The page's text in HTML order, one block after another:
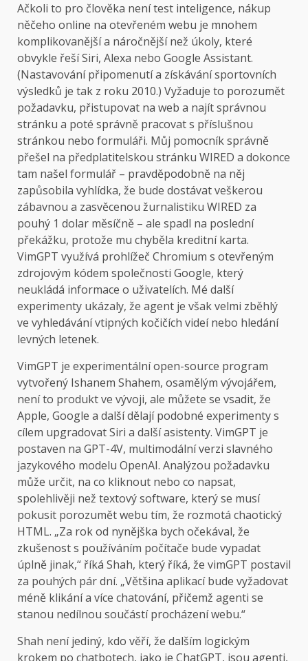
Ačkoli to pro člověka není test inteligence, nákup
něčeho online na otevřeném webu je mnohem
komplikovanější a náročnější než úkoly, které
obvykle řeší Siri, Alexa nebo Google Assistant.
(Nastavování připomenutí a získávání sportovních
výsledků je tak z roku 2010.) Vyžaduje to porozumět
požadavku, přistupovat na web a najít správnou
stránku a poté správně pracovat s příslušnou
stránkou nebo formuláři. Můj pomocník správně
přešel na předplatitelskou stránku WIRED a dokonce
tam našel formulář – pravděpodobně na něj
zapůsobila vyhlídka, že bude dostávat veškerou
zábavnou a zasvěcenou žurnalistiku WIRED za
pouhý 1 dolar měsíčně – ale spadl na poslední
překážku, protože mu chyběla kreditní karta.
VimGPT využívá prohlížeč Chromium s otevřeným
zdrojovým kódem společnosti Google, který
neukládá informace o uživatelích. Mé další
experimenty ukázaly, že agent je však velmi zběhlý
ve vyhledávání vtipných kočičích videí nebo hledání
levných letenek.
VimGPT je experimentální open-source program
vytvořený Ishanem Shahem, osamělým vývojářem,
není to produkt ve vývoji, ale můžete se vsadit, že
Apple, Google a další dělají podobné experimenty s
cílem upgradovat Siri a další asistenty. VimGPT je
postaven na GPT-4V, multimodální verzi slavného
jazykového modelu OpenAI. Analýzou požadavku
může určit, na co kliknout nebo co napsat,
spolehlivěji než textový software, který se musí
pokusit porozumět webu tím, že rozmotá chaotický
HTML. „Za rok od nynějška bych očekával, že
zkušenost s používáním počítače bude vypadat
úplně jinak,“ říká Shah, který říká, že vimGPT postavil
za pouhých pár dní. „Většina aplikací bude vyžadovat
méně klikání a více chatování, přičemž agenti se
stanou nedílnou součástí procházení webu.“
Shah není jediný, kdo věří, že dalším logickým
krokem po chatbotech, jako je ChatGPT, jsou agenti,